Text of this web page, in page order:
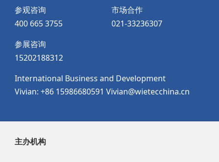
参观咨询
400 665 3755
市场合作
021-33236307
参展咨询
15202188312
International Business and Development
Vivian: +86 15986680591 Vivian@wietecchina.cn
主办机构